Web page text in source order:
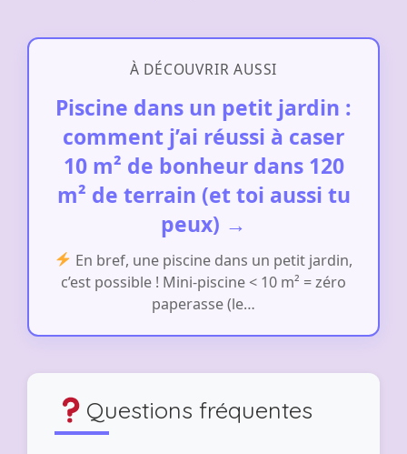
À DÉCOUVRIR AUSSI
Piscine dans un petit jardin :
comment j’ai réussi à caser
10 m² de bonheur dans 120
m² de terrain (et toi aussi tu
peux) →
En bref, une piscine dans un petit jardin,
c’est possible ! Mini-piscine < 10 m² = zéro
paperasse (le…
Questions fréquentes